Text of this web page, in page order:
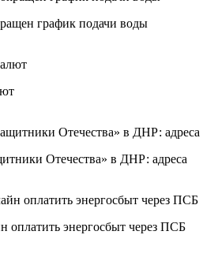
график подачи воды
Отечества» в ДНР: адреса
энергосбыт через ПСБ